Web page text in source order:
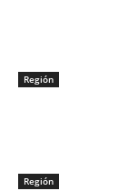
Región
Región